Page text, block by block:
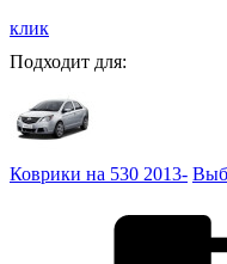
клик
Подходит для:
Коврики на 530 2013-